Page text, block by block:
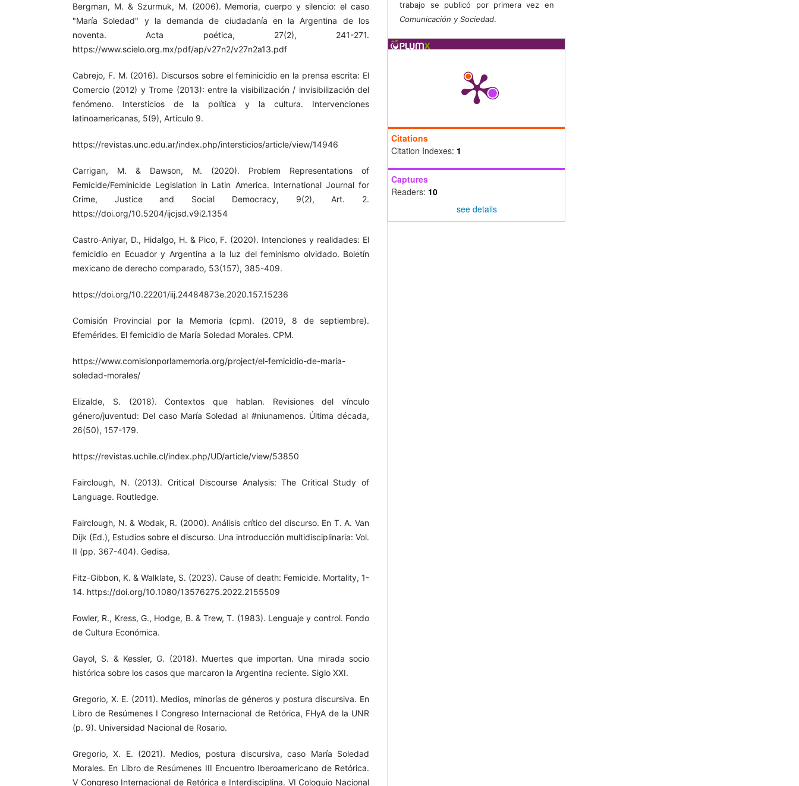
Bergman, M. & Szurmuk, M. (2006). Memoria, cuerpo y silencio: el caso
"María Soledad" y la demanda de ciudadanía en la Argentina de los
noventa. Acta poética, 27(2), 241-271.
https://www.scielo.org.mx/pdf/ap/v27n2/v27n2a13.pdf
Cabrejo, F. M. (2016). Discursos sobre el feminicidio en la prensa escrita: El
Comercio (2012) y Trome (2013): entre la visibilización / invisibilización del
fenómeno. Intersticios de la política y la cultura. Intervenciones
latinoamericanas, 5(9), Artículo 9.
https://revistas.unc.edu.ar/index.php/intersticios/article/view/14946
Carrigan, M. & Dawson, M. (2020). Problem Representations of
Femicide/Feminicide Legislation in Latin America. International Journal for
Crime, Justice and Social Democracy, 9(2), Art. 2.
https://doi.org/10.5204/ijcjsd.v9i2.1354
Castro-Aniyar, D., Hidalgo, H. & Pico, F. (2020). Intenciones y realidades: El
femicidio en Ecuador y Argentina a la luz del feminismo olvidado. Boletín
mexicano de derecho comparado, 53(157), 385-409.
https://doi.org/10.22201/iij.24484873e.2020.157.15236
Comisión Provincial por la Memoria (cpm). (2019, 8 de septiembre).
Efemérides. El femicidio de María Soledad Morales. CPM.
https://www.comisionporlamemoria.org/project/el-femicidio-de-maria-
soledad-morales/
Elizalde, S. (2018). Contextos que hablan. Revisiones del vínculo
género/juventud: Del caso María Soledad al #niunamenos. Última década,
26(50), 157-179.
https://revistas.uchile.cl/index.php/UD/article/view/53850
Fairclough, N. (2013). Critical Discourse Analysis: The Critical Study of
Language. Routledge.
Fairclough, N. & Wodak, R. (2000). Análisis crítico del discurso. En T. A. Van
Dijk (Ed.), Estudios sobre el discurso. Una introducción multidisciplinaria: Vol.
II (pp. 367-404). Gedisa.
Fitz-Gibbon, K. & Walklate, S. (2023). Cause of death: Femicide. Mortality, 1-
14. https://doi.org/10.1080/13576275.2022.2155509
Fowler, R., Kress, G., Hodge, B. & Trew, T. (1983). Lenguaje y control. Fondo
de Cultura Económica.
Gayol, S. & Kessler, G. (2018). Muertes que importan. Una mirada socio
histórica sobre los casos que marcaron la Argentina reciente. Siglo XXI.
Gregorio, X. E. (2011). Medios, minorías de géneros y postura discursiva. En
Libro de Resúmenes I Congreso Internacional de Retórica, FHyA de la UNR
(p. 9). Universidad Nacional de Rosario.
Gregorio, X. E. (2021). Medios, postura discursiva, caso María Soledad
Morales. En Libro de Resúmenes III Encuentro Iberoamericano de Retórica.
V Congreso Internacional de Retórica e Interdisciplina. VI Coloquio Nacional
trabajo se publicó por primera vez en
Comunicación y Sociedad.
Citations
Citation Indexes: 1
Captures
Readers: 10
see details